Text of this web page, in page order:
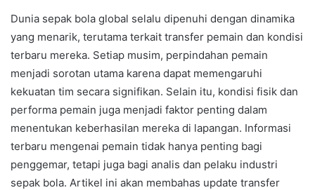
Dunia sepak bola global selalu dipenuhi dengan dinamika
yang menarik, terutama terkait transfer pemain dan kondisi
terbaru mereka. Setiap musim, perpindahan pemain
menjadi sorotan utama karena dapat memengaruhi
kekuatan tim secara signifikan. Selain itu, kondisi fisik dan
performa pemain juga menjadi faktor penting dalam
menentukan keberhasilan mereka di lapangan. Informasi
terbaru mengenai pemain tidak hanya penting bagi
penggemar, tetapi juga bagi analis dan pelaku industri
sepak bola. Artikel ini akan membahas update transfer